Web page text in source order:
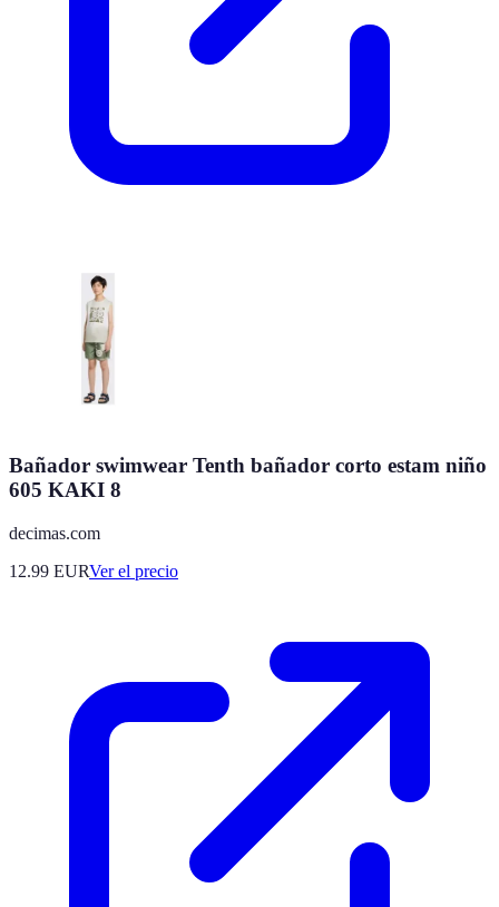
Bañador swimwear Tenth bañador corto estam niño
605 KAKI 8
decimas.com
12.99 EURVer el precio